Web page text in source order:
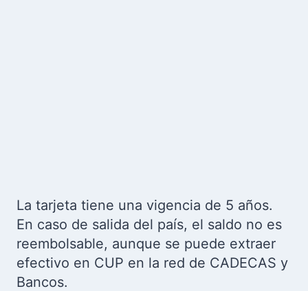
La tarjeta tiene una vigencia de 5 años.
En caso de salida del país, el saldo no es
reembolsable, aunque se puede extraer
efectivo en CUP en la red de CADECAS y
Bancos.